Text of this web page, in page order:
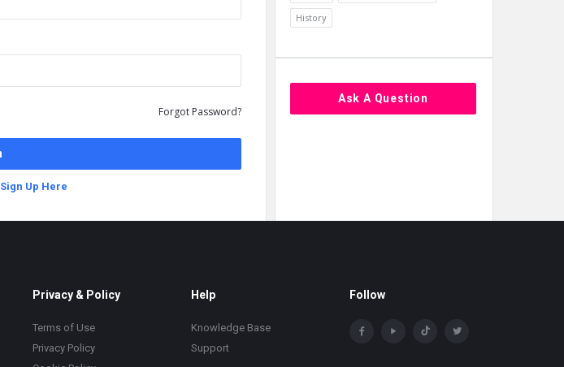
Forgot Password?
Sign Up Here
History
Ask A Question
Privacy & Policy
Terms of Use
Privacy Policy
Help
Knowledge Base
Support
Follow